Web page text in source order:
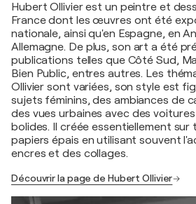
Hubert Ollivier est un peintre et
France dont les œuvres ont été
nationale, ainsi qu'en Espagne, en
Allemagne. De plus, son art a été
publications telles que Côté Sud,
Bien Public, entres autres. Les
Ollivier sont variées, son style est
sujets féminins, des ambiances de
des vues urbaines avec des
bolides. Il créée essentiellement sur
papiers épais en utilisant souvent
encres et des collages.
Découvrir la page de Hubert Ollivier